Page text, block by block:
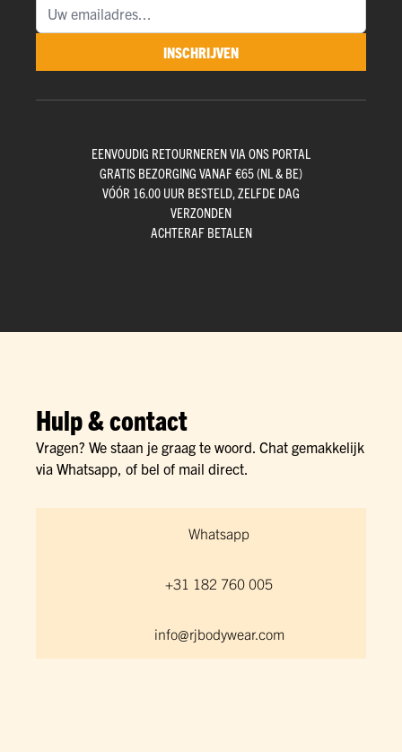
INSCHRIJVEN
EENVOUDIG RETOURNEREN VIA ONS PORTAL
GRATIS BEZORGING VANAF €65 (NL & BE)
VÓÓR 16.00 UUR BESTELD, ZELFDE DAG
VERZONDEN
ACHTERAF BETALEN
Hulp & contact
Vragen? We staan je graag te woord. Chat gemakkelijk
via Whatsapp, of bel of mail direct.
Whatsapp
+31 182 760 005
info@rjbodywear.com